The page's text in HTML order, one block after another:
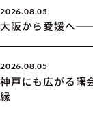
2026.08.05
大阪から愛媛へ
2026.08.05
神戸にも広がる
縁